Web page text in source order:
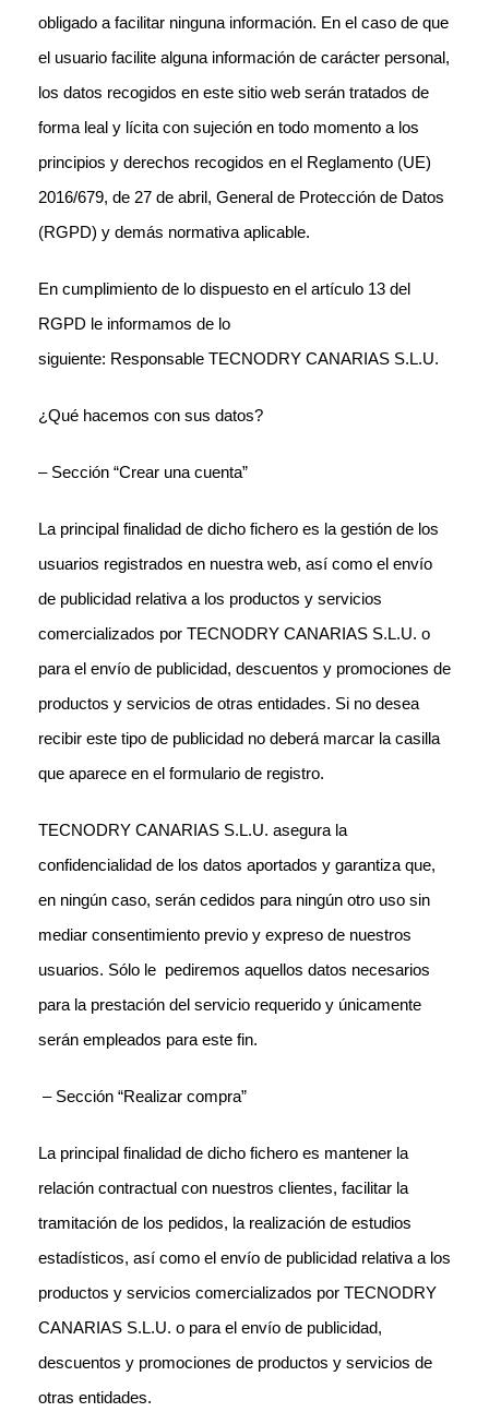
obligado a facilitar ninguna información. En el caso de que
el usuario facilite alguna información de carácter personal,
los datos recogidos en este sitio web serán tratados de
forma leal y lícita con sujeción en todo momento a los
principios y derechos recogidos en el Reglamento (UE)
2016/679, de 27 de abril, General de Protección de Datos
(RGPD) y demás normativa aplicable.
En cumplimiento de lo dispuesto en el artículo 13 del
RGPD le informamos de lo
siguiente: Responsable TECNODRY CANARIAS S.L.U.
¿Qué hacemos con sus datos?
– Sección “Crear una cuenta”
La principal finalidad de dicho fichero es la gestión de los
usuarios registrados en nuestra web, así como el envío
de publicidad relativa a los productos y servicios
comercializados por TECNODRY CANARIAS S.L.U. o
para el envío de publicidad, descuentos y promociones de
productos y servicios de otras entidades. Si no desea
recibir este tipo de publicidad no deberá marcar la casilla
que aparece en el formulario de registro.
TECNODRY CANARIAS S.L.U. asegura la
confidencialidad de los datos aportados y garantiza que,
en ningún caso, serán cedidos para ningún otro uso sin
mediar consentimiento previo y expreso de nuestros
usuarios. Sólo le pediremos aquellos datos necesarios
para la prestación del servicio requerido y únicamente
serán empleados para este fin.
– Sección “Realizar compra”
La principal finalidad de dicho fichero es mantener la
relación contractual con nuestros clientes, facilitar la
tramitación de los pedidos, la realización de estudios
estadísticos, así como el envío de publicidad relativa a los
productos y servicios comercializados por TECNODRY
CANARIAS S.L.U. o para el envío de publicidad,
descuentos y promociones de productos y servicios de
otras entidades.